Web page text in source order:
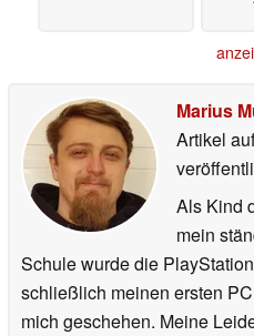
Marius
Artikel
Als Kind
mein
Schule wurde die
schließlich meinen ersten
mich geschehen. Meine